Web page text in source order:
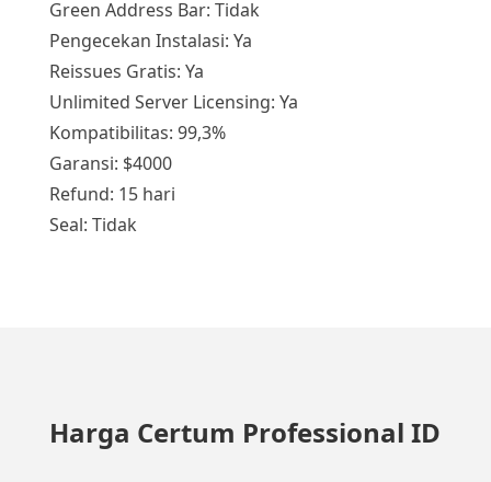
Green Address Bar: Tidak
Pengecekan Instalasi: Ya
Reissues Gratis: Ya
Unlimited Server Licensing: Ya
Kompatibilitas: 99,3%
Garansi: $4000
Refund: 15 hari
Seal: Tidak
Harga Certum Professional ID